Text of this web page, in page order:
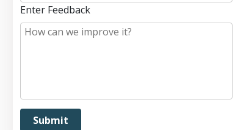
Enter Feedback